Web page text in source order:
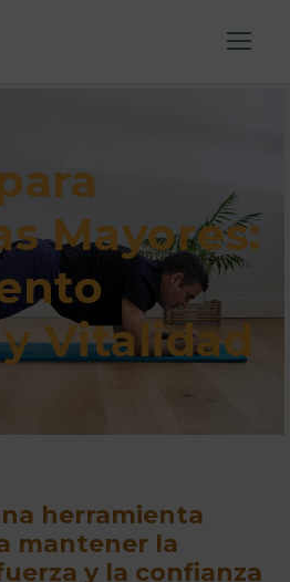
Mayores:
Vitalidad
herramienta
mantener la
y la confianza